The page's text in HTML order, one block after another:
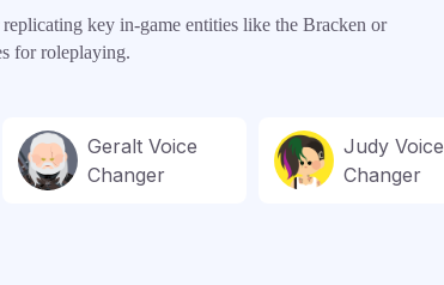
key in-game entities like the Bracken or
for roleplaying.
Geralt Voice
Changer
Judy Voice
Changer